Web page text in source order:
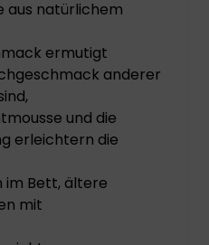
natürlichem
ermutigt
anderer
und die
erleichtern die
im Bett, ältere
mit